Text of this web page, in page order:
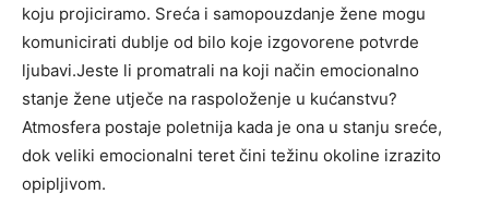
koju projiciramo. Sreća i samopouzdanje žene mogu
komunicirati dublje od bilo koje izgovorene potvrde
ljubavi.Jeste li promatrali na koji način emocionalno
stanje žene utječe na raspoloženje u kućanstvu?
Atmosfera postaje poletnija kada je ona u stanju sreće,
dok veliki emocionalni teret čini težinu okoline izrazito
opipljivom.